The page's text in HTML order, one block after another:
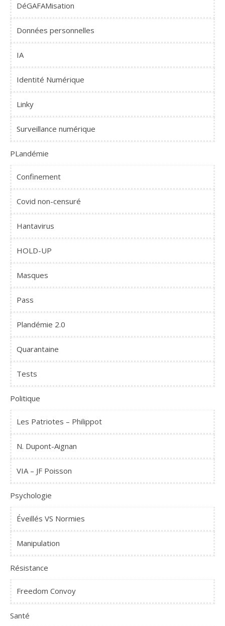
DéGAFAMisation
Données personnelles
IA
Identité Numérique
Linky
Surveillance numérique
PLandémie
Confinement
Covid non-censuré
Hantavirus
HOLD-UP
Masques
Pass
Plandémie 2.0
Quarantaine
Tests
Politique
Les Patriotes – Philippot
N. Dupont-Aignan
VIA – JF Poisson
Psychologie
Éveillés VS Normies
Manipulation
Résistance
Freedom Convoy
Santé